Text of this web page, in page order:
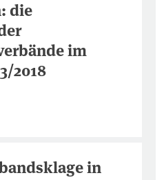
die
im
2018
in